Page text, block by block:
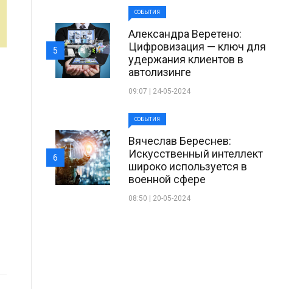
СОБЫТИЯ
Александра Веретено:
Цифровизация — ключ для
удержания клиентов в
автолизинге
09:07 | 24-05-2024
5
СОБЫТИЯ
Вячеслав Береснев:
Искусственный интеллект
широко используется в
военной сфере
08:50 | 20-05-2024
6